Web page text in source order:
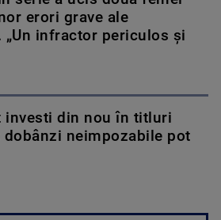
erori grave ale
„Un infractor periculos și
investi din nou în titluri
dobânzi neimpozabile pot